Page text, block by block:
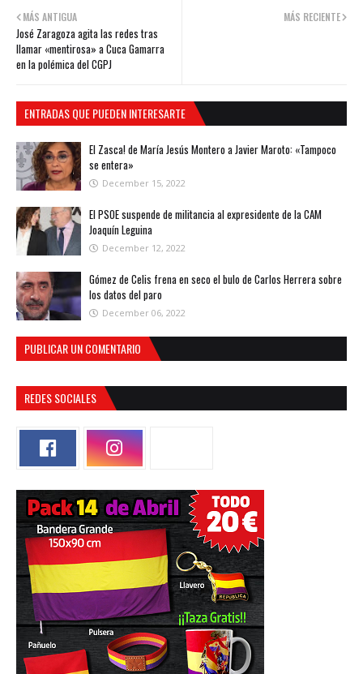
MÁS RECIENTE
MÁS ANTIGUA
José Zaragoza agita las redes tras
llamar «mentirosa» a Cuca Gamarra
en la polémica del CGPJ
ENTRADAS QUE PUEDEN INTERESARTE
El Zasca! de María Jesús Montero a Javier Maroto: «Tampoco
se entera»
December 15, 2022
El PSOE suspende de militancia al expresidente de la CAM
Joaquín Leguina
December 12, 2022
Gómez de Celis frena en seco el bulo de Carlos Herrera sobre
los datos del paro
December 06, 2022
PUBLICAR UN COMENTARIO
REDES SOCIALES